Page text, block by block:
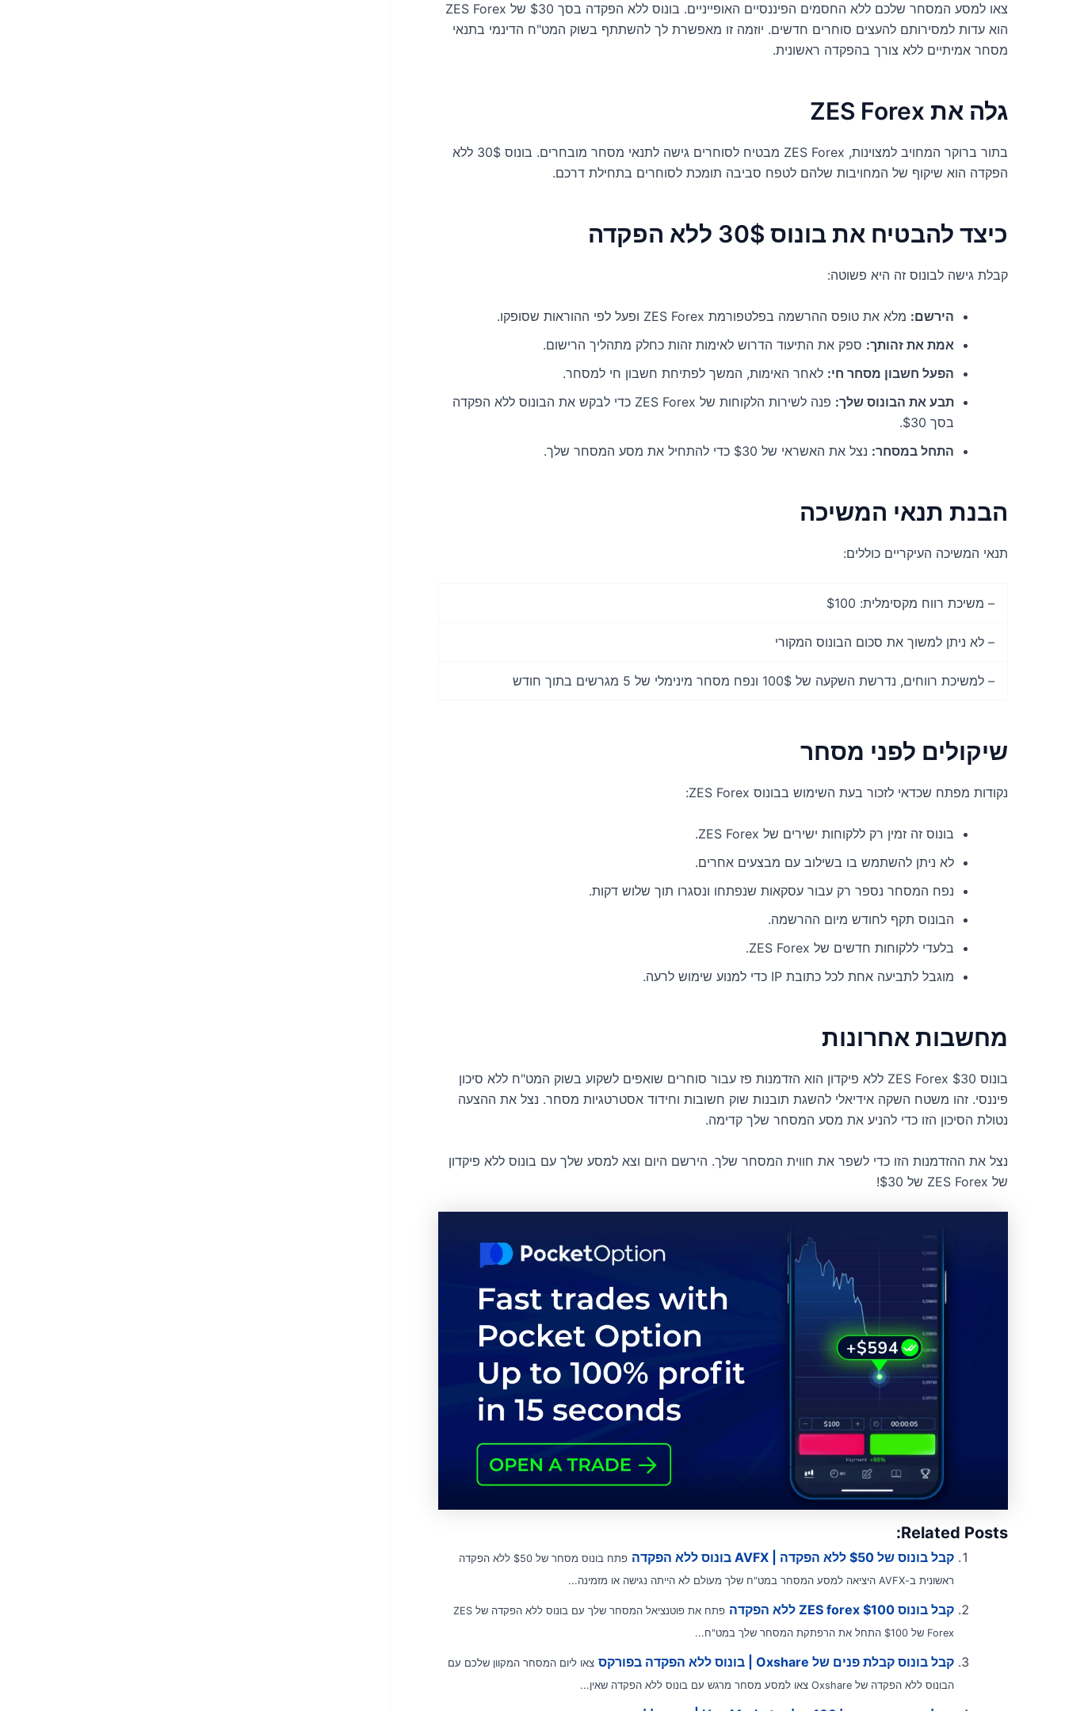
צאו למסע המסחר שלכם ללא החסמים הפיננסיים האופייניים. בונוס ללא הפקדה בסך $30 של ZES Forex
הוא עדות למסירותם להעצים סוחרים חדשים. יוזמה זו מאפשרת לך להשתתף בשוק המט"ח הדינמי בתנאי
מסחר אמיתיים ללא צורך בהפקדה ראשונית.
גלה את ZES Forex
בתור ברוקר המחויב למצוינות, ZES Forex מבטיח לסוחרים גישה לתנאי מסחר מובחרים. בונוס 30$ ללא
הפקדה הוא שיקוף של המחויבות שלהם לטפח סביבה תומכת לסוחרים בתחילת דרכם.
כיצד להבטיח את בונוס 30$ ללא הפקדה
קבלת גישה לבונוס זה היא פשוטה:
הירשם: מלא את טופס ההרשמה בפלטפורמת ZES Forex ופעל לפי ההוראות שסופקו.
אמת את זהותך: ספק את התיעוד הדרוש לאימות זהות כחלק מתהליך הרישום.
הפעל חשבון מסחר חי: לאחר האימות, המשך לפתיחת חשבון חי למסחר.
תבע את הבונוס שלך:
פנה לשירות הלקוחות של ZES Forex כדי לבקש את הבונוס ללא הפקדה
בסך $30.
התחל במסחר: נצל את האשראי של $30 כדי להתחיל את מסע המסחר שלך.
הבנת תנאי המשיכה
תנאי המשיכה העיקריים כוללים:
– משיכת רווח מקסימלית: $100
– לא ניתן למשוך את סכום הבונוס המקורי
– למשיכת רווחים, נדרשת השקעה של 100$ ונפח מסחר מינימלי של 5 מגרשים בתוך חודש
שיקולים לפני מסחר
נקודות מפתח שכדאי לזכור בעת השימוש בבונוס ZES Forex:
בונוס זה זמין רק ללקוחות ישירים של ZES Forex.
לא ניתן להשתמש בו בשילוב עם מבצעים אחרים.
נפח המסחר נספר רק עבור עסקאות שנפתחו ונסגרו תוך שלוש דקות.
הבונוס תקף לחודש מיום ההרשמה.
בלעדי ללקוחות חדשים של ZES Forex.
מוגבל לתביעה אחת לכל כתובת IP כדי למנוע שימוש לרעה.
מחשבות אחרונות
בונוס ZES Forex $30 ללא פיקדון הוא הזדמנות פז עבור סוחרים שואפים לשקוע בשוק המט"ח ללא סיכון
פיננסי. זהו משטח השקה אידיאלי להשגת תובנות שוק חשובות וחידוד אסטרטגיות מסחר. נצל את ההצעה
נטולת הסיכון הזו כדי להניע את מסע המסחר שלך קדימה.
נצל את ההזדמנות הזו כדי לשפר את חווית המסחר שלך. הירשם היום וצא למסע שלך עם בונוס ללא פיקדון
של ZES Forex של $30!
Related Posts:
קבל בונוס של $50 ללא הפקדה | AVFX בונוס ללא הפקדה
פתח בונוס מסחר של $50 ללא הפקדה
ראשונית ב-AVFX היציאה למסע המסחר במט"ח שלך מעולם לא הייתה נגישה או מזמינה...
קבל בונוס ZES forex $100 ללא הפקדה
פתח את פוטנציאל המסחר שלך עם בונוס ללא הפקדה של ZES
Forex של $100 התחל את הרפתקת המסחר שלך במט"ח...
קבל בונוס קבלת פנים של Oxshare | בונוס ללא הפקדה בפורקס
צאו ליום המסחר המקוון שלכם עם
הבונוס ללא הפקדה של Oxshare צאו למסע מסחר מרגש עם בונוס ללא הפקדה שאין...